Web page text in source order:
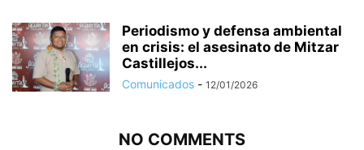
Periodismo y defensa ambiental
en crisis: el asesinato de Mitzar
Castillejos...
Comunicados - 12/01/2026
NO COMMENTS